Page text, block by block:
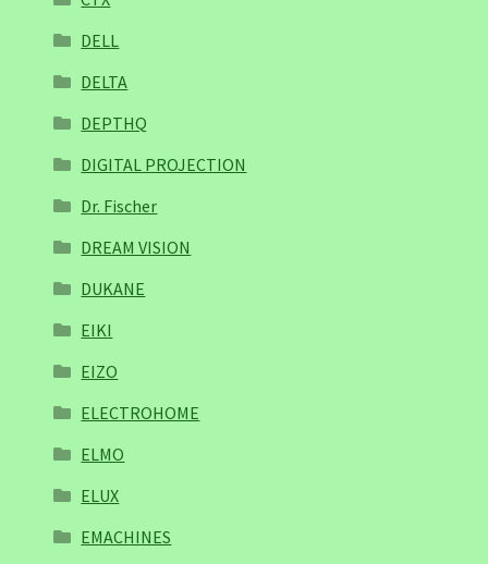
DELL
DELTA
DEPTHQ
DIGITAL PROJECTION
Dr. Fischer
DREAM VISION
DUKANE
EIKI
EIZO
ELECTROHOME
ELMO
ELUX
EMACHINES